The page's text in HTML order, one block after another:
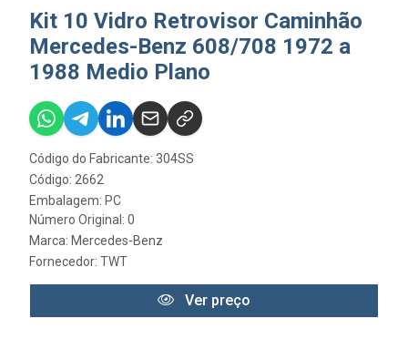
Kit 10 Vidro Retrovisor Caminhão
Mercedes-Benz 608/708 1972 a
1988 Medio Plano
Código do Fabricante: 304SS
Código: 2662
Embalagem: PC
Número Original: 0
Marca: Mercedes-Benz
Fornecedor: TWT
Ver preço